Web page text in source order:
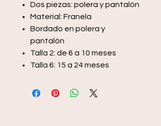
Dos piezas: polera y pantalón
Material: Franela
Bordado en polera y
pantalón
Talla 2: de 6 a 10 meses
Talla 6: 15 a 24 meses